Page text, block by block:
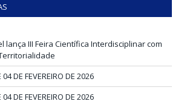
lança III Feira Científica Interdisciplinar com
DE FEVEREIRO DE 2026
DE FEVEREIRO DE 2026